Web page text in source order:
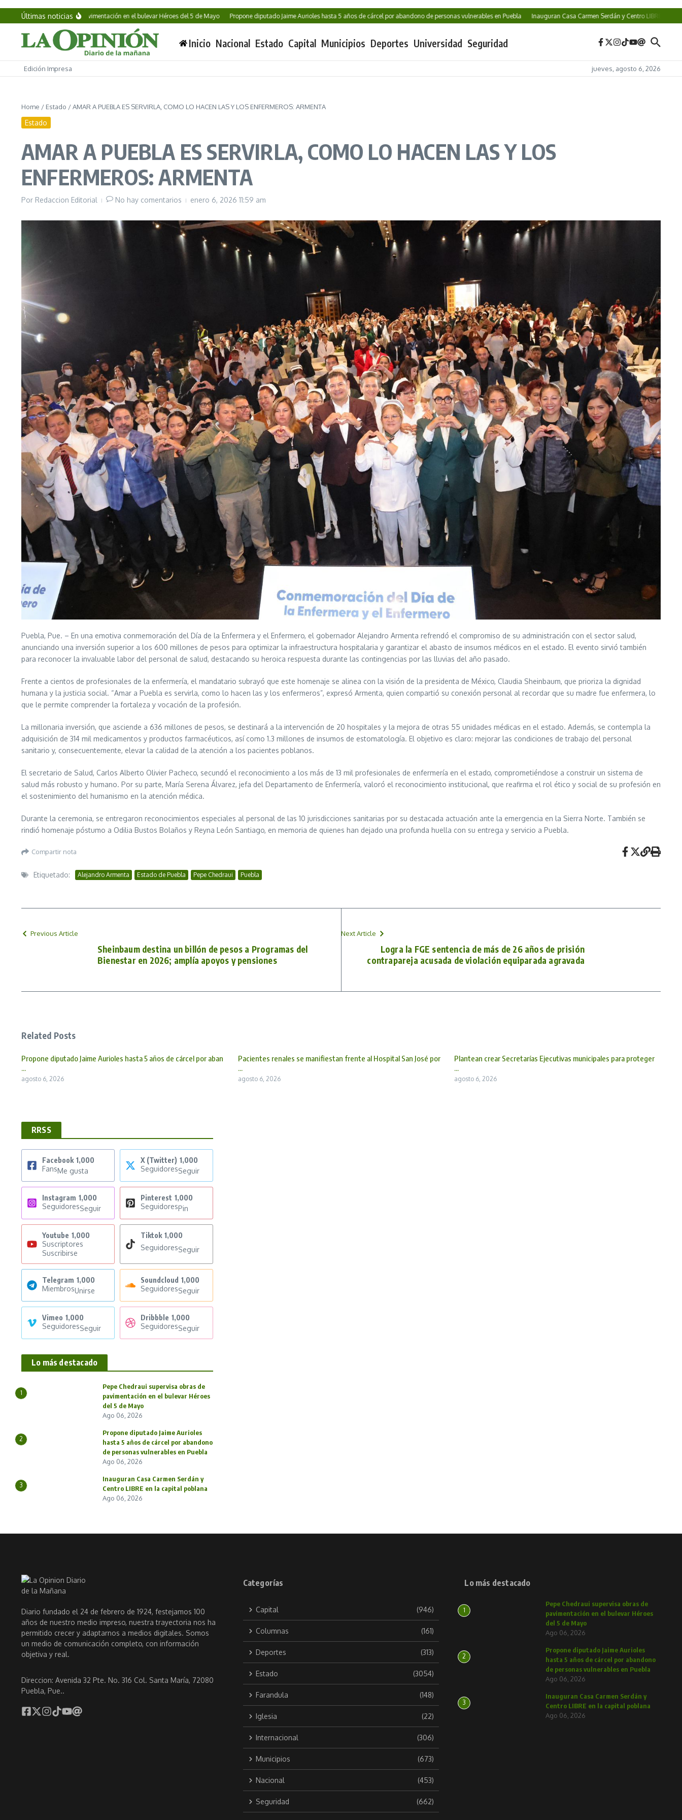
Saltar al contenido
Últimas noticias
supervisa obras de pavimentación en el bulevar Héroes del 5 de Mayo Propone diputado Jaime Aurioles hasta 5 años de cárcel por abandono de personas vulnerables en Puebla Inauguran Casa Carmen Serdán y Centro LIBRE en la capital
Inicio Nacional Estado Capital Municipios Deportes Universidad Seguridad
Edición Impresa jueves, agosto 6, 2026
Home / Estado /AMAR A PUEBLA ES SERVIRLA, COMO LO HACEN LAS Y LOS ENFERMEROS: ARMENTA
Estado
AMAR A PUEBLA ES SERVIRLA, COMO LO HACEN LAS Y LOS
ENFERMEROS: ARMENTA
Por Redaccion Editorial No hay comentarios enero 6, 2026 11:59 am
Puebla, Pue. – En una emotiva conmemoración del Día de la Enfermera y el Enfermero, el gobernador Alejandro Armenta refrendó el compromiso de su administración con el sector salud,
anunciando una inversión superior a los 600 millones de pesos para optimizar la infraestructura hospitalaria y garantizar el abasto de insumos médicos en el estado. El evento sirvió también
para reconocer la invaluable labor del personal de salud, destacando su heroica respuesta durante las contingencias por las lluvias del año pasado.
Frente a cientos de profesionales de la enfermería, el mandatario subrayó que este homenaje se alinea con la visión de la presidenta de México, Claudia Sheinbaum, que prioriza la dignidad
humana y la justicia social. “Amar a Puebla es servirla, como lo hacen las y los enfermeros”, expresó Armenta, quien compartió su conexión personal al recordar que su madre fue enfermera, lo
que le permite comprender la fortaleza y vocación de la profesión.
La millonaria inversión, que asciende a 636 millones de pesos, se destinará a la intervención de 20 hospitales y la mejora de otras 55 unidades médicas en el estado. Además, se contempla la
adquisición de 314 mil medicamentos y productos farmacéuticos, así como 1.3 millones de insumos de estomatología. El objetivo es claro: mejorar las condiciones de trabajo del personal
sanitario y, consecuentemente, elevar la calidad de la atención a los pacientes poblanos.
El secretario de Salud, Carlos Alberto Olivier Pacheco, secundó el reconocimiento a los más de 13 mil profesionales de enfermería en el estado, comprometiéndose a construir un sistema de
salud más robusto y humano. Por su parte, María Serena Álvarez, jefa del Departamento de Enfermería, valoró el reconocimiento institucional, que reafirma el rol ético y social de su profesión en
el sostenimiento del humanismo en la atención médica.
Durante la ceremonia, se entregaron reconocimientos especiales al personal de las 10 jurisdicciones sanitarias por su destacada actuación ante la emergencia en la Sierra Norte. También se
rindió homenaje póstumo a Odilia Bustos Bolaños y Reyna León Santiago, en memoria de quienes han dejado una profunda huella con su entrega y servicio a Puebla.
Compartir nota
Etiquetado: Alejandro Armenta Estado de Puebla Pepe Chedraui Puebla
Previous Article
Sheinbaum destina un billón de pesos a Programas del
Bienestar en 2026; amplía apoyos y pensiones
Next Article
Logra la FGE sentencia de más de 26 años de prisión
contrapareja acusada de violación equiparada agravada
Related Posts
Propone diputado Jaime Aurioles hasta 5 años de cárcel por aban
...
agosto 6, 2026
Pacientes renales se manifiestan frente al Hospital San José por
...
agosto 6, 2026
Plantean crear Secretarías Ejecutivas municipales para proteger
...
agosto 6, 2026
RRSS
Facebook 1,000
FansMe gusta
X (Twitter) 1,000
SeguidoresSeguir
Instagram 1,000
SeguidoresSeguir
Pinterest 1,000
SeguidoresPin
Youtube 1,000
Suscriptores
Suscribirse
Tiktok 1,000
SeguidoresSeguir
Telegram 1,000
MiembrosUnirse
Soundcloud 1,000
SeguidoresSeguir
Vimeo 1,000
SeguidoresSeguir
Dribbble 1,000
SeguidoresSeguir
Lo más destacado
1
Pepe Chedraui supervisa obras de
pavimentación en el bulevar Héroes
del 5 de Mayo
Ago 06, 2026
2
Propone diputado Jaime Aurioles
hasta 5 años de cárcel por abandono
de personas vulnerables en Puebla
Ago 06, 2026
3
Inauguran Casa Carmen Serdán y
Centro LIBRE en la capital poblana
Ago 06, 2026
Diario fundado el 24 de febrero de 1924, festejamos 100
años de nuestro medio impreso, nuestra trayectoria nos ha
permitido crecer y adaptarnos a medios digitales. Somos
un medio de comunicación completo, con información
objetiva y real.
Direccion: Avenida 32 Pte. No. 316 Col. Santa María, 72080
Puebla, Pue..
Categorías
Capital (946)
Columnas (161)
Deportes (313)
Estado (3054)
Farandula (148)
Iglesia (22)
Internacional (306)
Municipios (673)
Nacional (453)
Seguridad (662)
Lo más destacado
1
Pepe Chedraui supervisa obras de
pavimentación en el bulevar Héroes
del 5 de Mayo
Ago 06, 2026
2
Propone diputado Jaime Aurioles
hasta 5 años de cárcel por abandono
de personas vulnerables en Puebla
Ago 06, 2026
3
Inauguran Casa Carmen Serdán y
Centro LIBRE en la capital poblana
Ago 06, 2026